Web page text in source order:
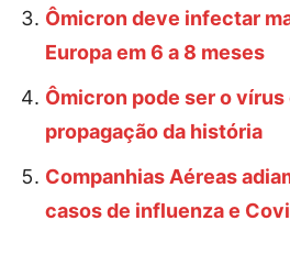
Ômicron deve infectar
Europa em 6 a 8 meses
Ômicron pode ser o vírus
propagação da história
Companhias Aéreas
casos de influenza e